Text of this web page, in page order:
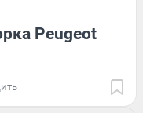
Peugeot